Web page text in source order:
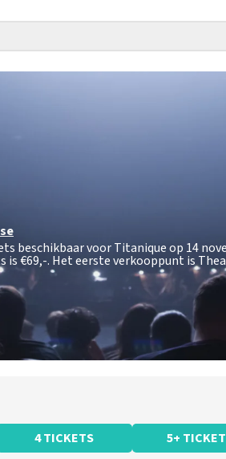
beschikbaar voor Titanique op 14
is€69,-. Het eerste verkooppunt is
4 TICKETS 5+